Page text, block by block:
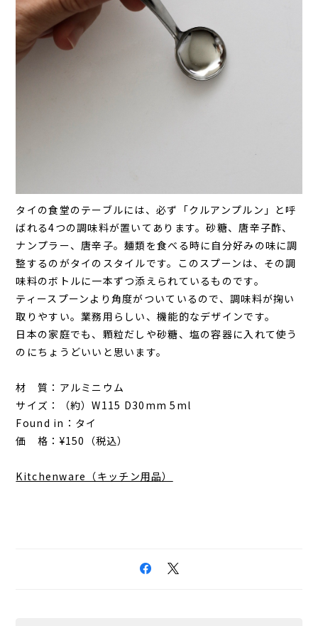
タイの食堂のテーブルには、必ず「クルアンプルン」と呼
ばれる4つの調味料が置いてあります。砂糖、唐辛子酢、
ナンプラー、唐辛子。麺類を食べる時に自分好みの味に調
整するのがタイのスタイルです。このスプーンは、その調
味料のボトルに一本ずつ添えられているものです。
ティースプーンより角度がついているので、調味料が掬い
取りやすい。業務用らしい、機能的なデザインです。
日本の家庭でも、顆粒だしや砂糖、塩の容器に入れて使う
のにちょうどいいと思います。
材 質：アルミニウム
サイズ：（約）W115 D30mm 5ml
Found in：タイ
価 格：¥150（税込）
Kitchenware（キッチン用品）